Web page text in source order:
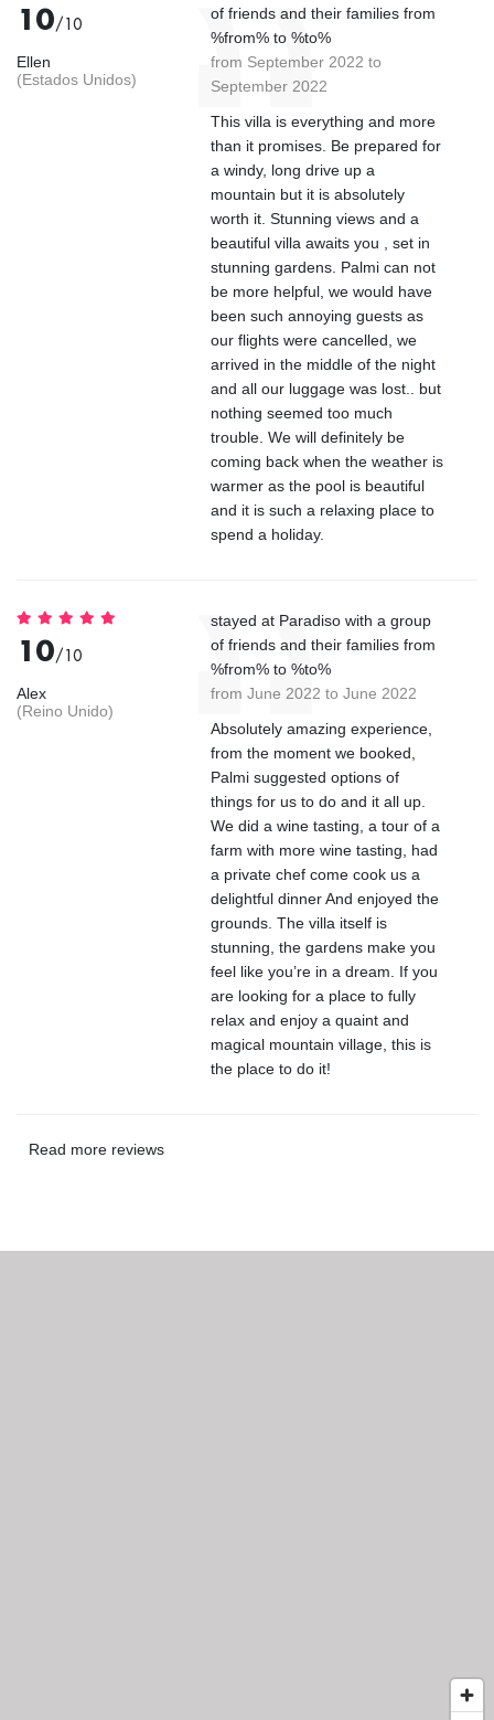
10/10
Ellen
(Estados Unidos)
of friends and their families from
%from% to %to%
from September 2022 to
September 2022
This villa is everything and more
than it promises. Be prepared for
a windy, long drive up a
mountain but it is absolutely
worth it. Stunning views and a
beautiful villa awaits you , set in
stunning gardens. Palmi can not
be more helpful, we would have
been such annoying guests as
our flights were cancelled, we
arrived in the middle of the night
and all our luggage was lost.. but
nothing seemed too much
trouble. We will definitely be
coming back when the weather is
warmer as the pool is beautiful
and it is such a relaxing place to
spend a holiday.
10/10
Alex
(Reino Unido)
stayed at Paradiso with a group
of friends and their families from
%from% to %to%
from June 2022 to June 2022
Absolutely amazing experience,
from the moment we booked,
Palmi suggested options of
things for us to do and it all up.
We did a wine tasting, a tour of a
farm with more wine tasting, had
a private chef come cook us a
delightful dinner And enjoyed the
grounds. The villa itself is
stunning, the gardens make you
feel like you’re in a dream. If you
are looking for a place to fully
relax and enjoy a quaint and
magical mountain village, this is
the place to do it!
Read more reviews